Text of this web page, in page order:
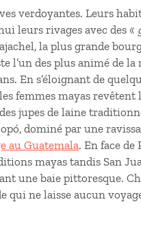
verdoyantes. Leurs
leurs rivages avec des «
la plus grande
l’un des plus animé de la
En s’éloignant de
femmes mayas revêtent
jupes de laine
dominé par une
au Guatemala. En face
mayas tandis San
une baie pittoresque.
qui ne laisse aucun